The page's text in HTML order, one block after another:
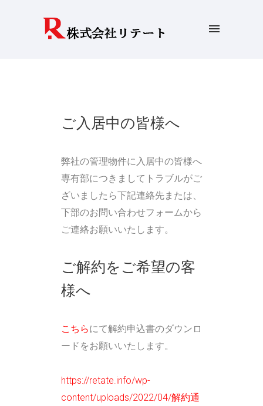
ご入居中の皆様へ
弊社の管理物件に入居中の皆様へ
専有部につきましてトラブルがご
ざいましたら下記連絡先または、
下部のお問い合わせフォームから
ご連絡お願いいたします。
ご解約をご希望の客
様へ
こちらにて解約申込書のダウンロ
ードをお願いいたします。
https://retate.info/wp-
content/uploads/2022/04/解約通